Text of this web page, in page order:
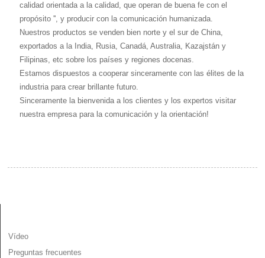
calidad orientada a la calidad, que operan de buena fe con el
propósito '', y producir con la comunicación humanizada.
Nuestros productos se venden bien norte y el sur de China,
exportados a la India, Rusia, Canadá, Australia, Kazajstán y
Filipinas, etc sobre los países y regiones docenas.
Estamos dispuestos a cooperar sinceramente con las élites de la
industria para crear brillante futuro.
Sinceramente la bienvenida a los clientes y los expertos visitar
nuestra empresa para la comunicación y la orientación!
Vídeo
Preguntas frecuentes